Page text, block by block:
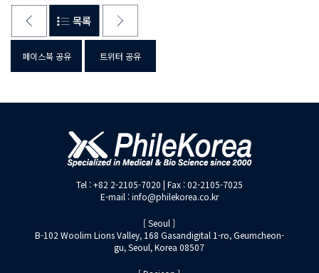
페이스북 공유 트위터 공유
Tel : +82 2-2105-7020 | Fax : 02-2105-7025
E-mail : info@philekorea.co.kr
[ Seoul ]
B-102 Woolim Lions Valley, 168 Gasandigital 1-ro, Geumcheon-
gu, Seoul, Korea 08507